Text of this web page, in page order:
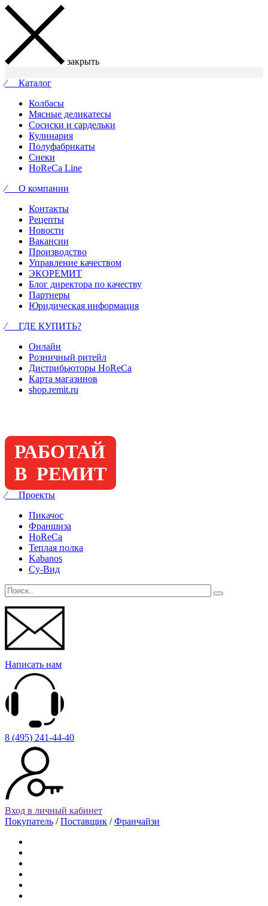
закрыть
⁄ Каталог
Колбасы
Мясные деликатесы
Сосиски и сардельки
Кулинария
Полуфабрикаты
Снеки
HoReCa Line
⁄ О компании
Контакты
Рецепты
Новости
Вакансии
Производство
Управление качеством
ЭКОРЕМИТ
Блог директора по качеству
Партнеры
Юридическая информация
⁄ ГДЕ КУПИТЬ?
Онлайн
Розничный ритейл
Дистрибьюторы HoReCa
Карта магазинов
shop.remit.ru
РАБОТАЙ
В РЕМИТ
⁄ Проекты
Пикачос
Франшиза
HoReCa
Теплая полка
Kabanos
Су-Вид
Написать нам
8 (495) 241-44-40
Вход в личный кабинет
Покупатель /Поставщик /Франчайзи